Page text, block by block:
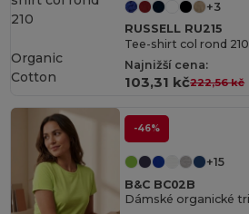
+3
RUSSELL RU215
Tee-shirt col rond 210
Najnižší cena:
103,31 kč222,56 kč
Organic
Cotton
-46%
+15
B&C BC02B